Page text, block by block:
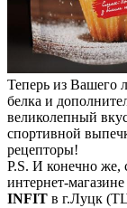
Теперь из Вашего
белка и
великолепный
спортивной
рецепторы!
P.S. И конечно же,
интернет-магазине
INFIT в г.Луцк